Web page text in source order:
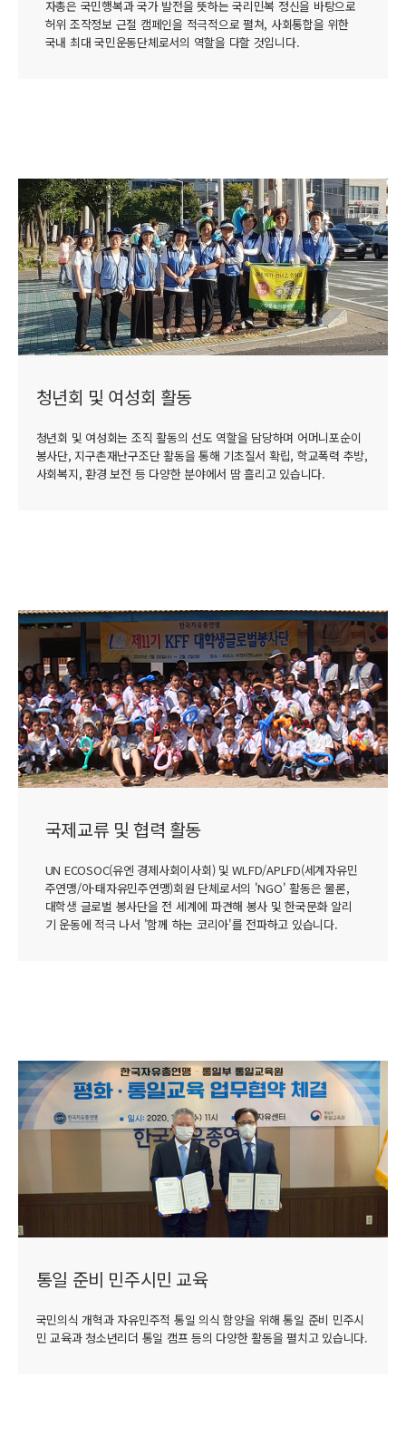
자총은 국민행복과 국가 발전을 뜻하는 국리민복 정신을 바탕으로
허위 조작정보 근절 캠페인을 적극적으로 펼쳐, 사회통합을 위한
국내 최대 국민운동단체로서의 역할을 다할 것입니다.
청년회 및 여성회 활동
청년회 및 여성회는 조직 활동의 선도 역할을 담당하며 어머니포순이
봉사단, 지구촌재난구조단 활동을 통해 기초질서 확립, 학교폭력 추방,
사회복지, 환경 보전 등 다양한 분야에서 땀 흘리고 있습니다.
국제교류 및 협력 활동
UN ECOSOC(유엔 경제사회이사회) 및 WLFD/APLFD(세계자유민
주연맹/아·태자유민주연맹)회원 단체로서의 'NGO' 활동은 물론,
대학생 글로벌 봉사단을 전 세계에 파견해 봉사 및 한국문화 알리
기 운동에 적극 나서 '함께 하는 코리아'를 전파하고 있습니다.
통일 준비 민주시민 교육
국민의식 개혁과 자유민주적 통일 의식 함양을 위해 통일 준비 민주시
민 교육과 청소년리더 통일 캠프 등의 다양한 활동을 펼치고 있습니다.